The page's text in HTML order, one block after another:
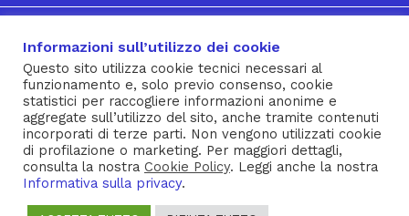
Iscriviti alla Newsletter
® INVALSI – Via Ippolito Nievo, 35 – 00153 ROMA – tel. 06
941851 – fax 06 94185215 – c.f. 92000450582
Privacy Policy– Cookie Policy –Note Legali–Social Media
Policy
Informazioni sull’utilizzo dei cookie
Questo sito utilizza cookie tecnici necessari al
funzionamento e, solo previo consenso, cookie
statistici per raccogliere informazioni anonime e
aggregate sull’utilizzo del sito, anche tramite contenuti
incorporati di terze parti. Non vengono utilizzati cookie
di profilazione o marketing. Per maggiori dettagli,
consulta la nostra Cookie Policy. Leggi anche la nostra
Informativa sulla privacy.